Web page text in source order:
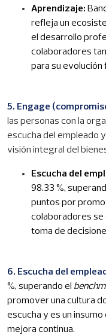
Aprendizaje:
refleja un
el desarrollo
colaboradores
para su evolución
5. Engage
las personas con la
escucha del empleado
visión integral del
Escucha del
98.33 %,
puntos por
colaboradores se
toma de
6. Escucha del
%, superando el
promover una cultura
escucha y es un
mejora continua.